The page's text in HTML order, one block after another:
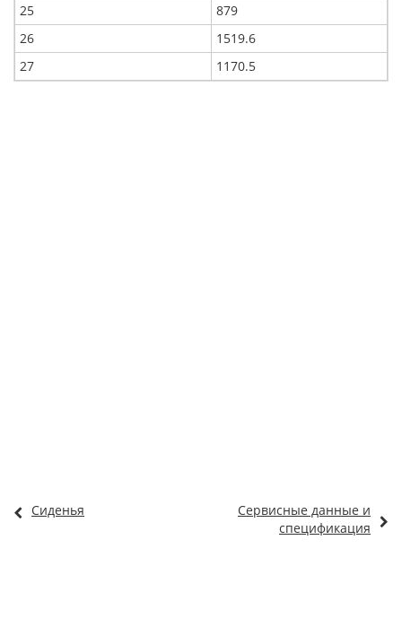
25
879
26
1519.6
27
1170.5
Сиденья
Сервисные данные и
спецификация